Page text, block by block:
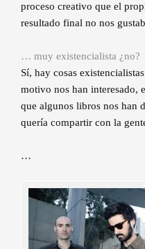
proceso creativo que el
resultado final no nos
… muy existencialista ¿no?
Sí, hay cosas
motivo nos han interesado,
que algunos libros nos han
quería compartir con la
…